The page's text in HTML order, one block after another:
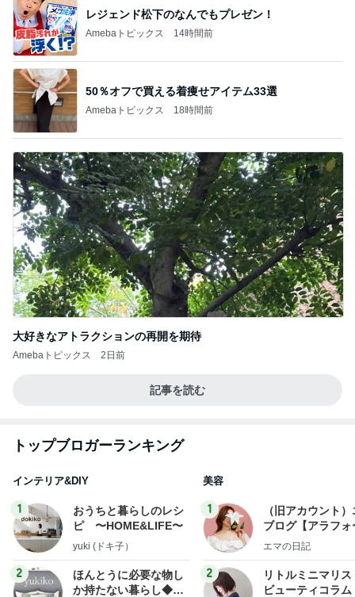
レジェンド松下のなんでもプレゼン！
Amebaトピックス 14時間前
50％オフで買える着痩せアイテム33選
Amebaトピックス 18時間前
大好きなアトラクションの再開を期待
Amebaトピックス 2日前
記事を読む
トップブロガーランキング
インテリア&DIY
1
おうちと暮らしのレシ
ピ 〜HOME&LIFE〜
yuki (ドキ子）
2
ほんとうに必要な物し
か持たない暮らし◆Ke
美容
1
（旧アカウント
ブログ【アラフォ
社売却セカンドラ
エマの日記
2
リトルミニマリス
ビューティコラ